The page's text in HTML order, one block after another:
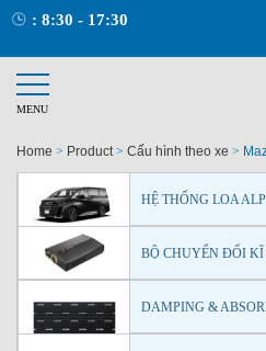
: 8:30 - 17:30
MENU
Home > Product> Cấu hình theo xe >
HỆ THỐNG LOA
BỘ CHUYỂN ĐỔI KĨ
DAMPING &